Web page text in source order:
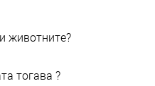
животните?
тогава ?